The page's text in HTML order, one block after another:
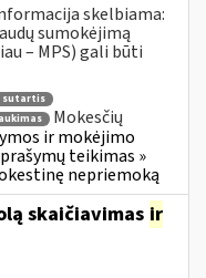
skelbiama:
sumokėjimą
– MPS) gali būti
sutartis
Mokesčių
ir mokėjimo
teikimas »
nepriemoką
skaičiavimas ir